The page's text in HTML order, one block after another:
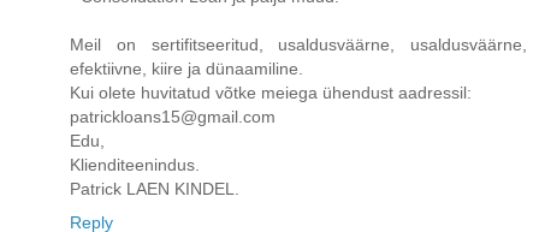
Meil on sertifitseeritud, usaldusväärne, usaldusväärne,
efektiivne, kiire ja dünaamiline.
Kui olete huvitatud võtke meiega ühendust aadressil:
patrickloans15@gmail.com
Edu,
Klienditeenindus.
Patrick LAEN KINDEL.
Reply